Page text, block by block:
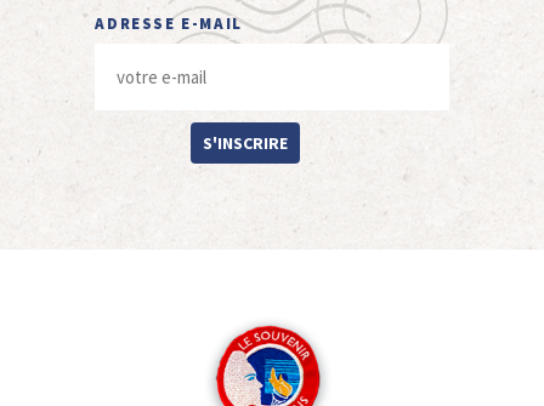
ADRESSE E-MAIL
S'INSCRIRE